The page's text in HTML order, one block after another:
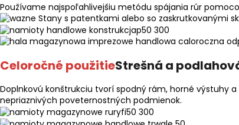
Používame najspoľahlivejšiu metódu spájania rúr
Stany s patentkami alebo so zaskrutkovanými
Celoročné použitieStrešná a
Doplnkovú konštrukciu tvorí spodný rám, horné výstuhy
nepriaznivých poveternostných podmienok.